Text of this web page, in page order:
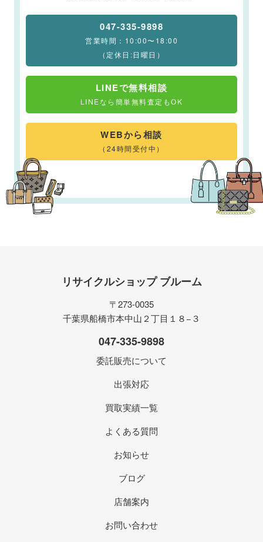
047-335-9898
営業時間：10:00〜18:00
（定休日:日曜日）
LINEで無料相談
LINEなら簡単無料査定もOK
WEBから相談
（24時間受付中）
リサイクルショップ ブルーム
〒273-0035
千葉県船橋市本中山２丁目１８−３
047-335-9898
委託販売について
出張対応
買取実績一覧
よくある質問
お知らせ
ブログ
店舗案内
お問い合わせ